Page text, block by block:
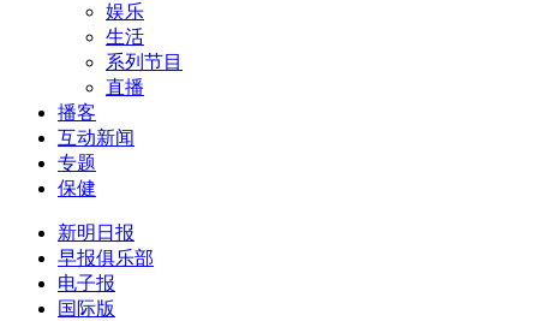
娱乐
生活
系列节目
直播
播客
互动新闻
专题
保健
新明日报
早报俱乐部
电子报
国际版